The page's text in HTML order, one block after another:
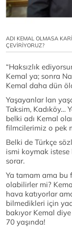
ADI KEMAL OLMASA
ÇEVİRİYORUZ?
“Haksızlık
Kemal ya; sonra
Kemal daha dün
Yaşayanlar lan
Taksim, Kadıköy…
belki adı Kemal
filmcilerimiz o pek
Belki de Türkçe
ismi koymak istese
sorar.
Ya tamam ama bu
olabilirler mi?
hava katıyorlar
bilmedikleri için
bakıyor Kemal
70 yaşında!